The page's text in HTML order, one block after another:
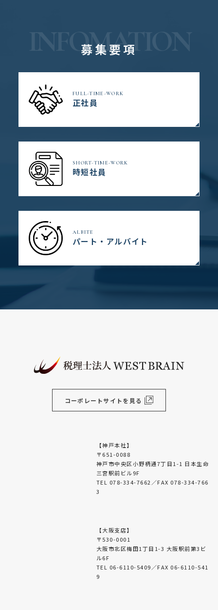
INFOMATION
募集要項
FULL-TIME-WORK
正社員
SHORT-TIME-WORK
時短社員
ALBITE
パート・アルバイト
コーポレートサイトを見る
【神戸本社】
〒651-0088
神戸市中央区小野柄通7丁目1-1 日本生命
三宮駅前ビル9F
TEL 078-334-7662／FAX 078-334-766
3
【大阪支店】
〒530-0001
大阪市北区梅田1丁目1-3 大阪駅前第3ビ
ル6F
TEL 06-6110-5409／FAX 06-6110-541
9